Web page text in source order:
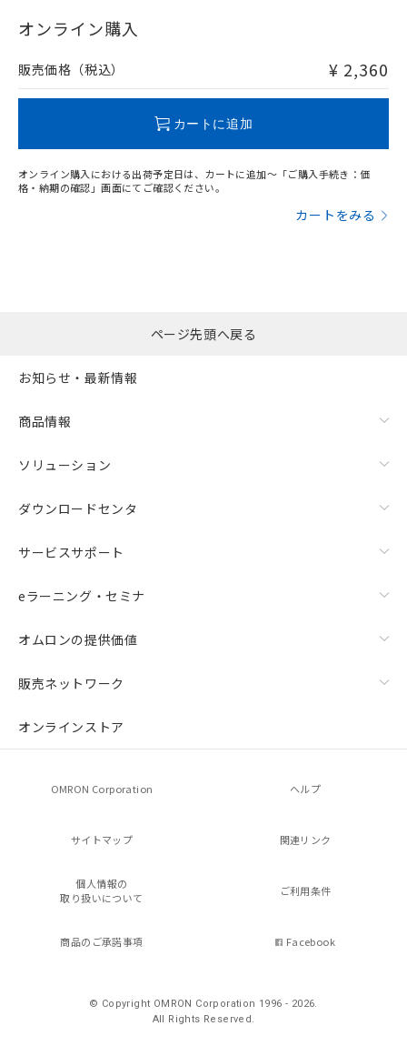
在庫等で未対応品が混在する可能性があります。
問い合わせください。
オンライン購入
販売価格（税込） ¥ 2,360
カートに追加
オンライン購入における出荷予定日は、カートに追加～「ご購入手続き：価
格・納期の確認」画面にてご確認ください。
カートをみる
ページ先頭へ戻る
お知らせ・最新情報
商品情報
ソリューション
ダウンロードセンタ
サービスサポート
eラーニング・セミナ
オムロンの提供価値
販売ネットワーク
オンラインストア
OMRON Corporation ヘルプ
サイトマップ 関連リンク
個人情報の
取り扱いについて
ご利用条件
商品のご承諾事項 Facebook
© Copyright OMRON Corporation 1996 - 2026.
All Rights Reserved.